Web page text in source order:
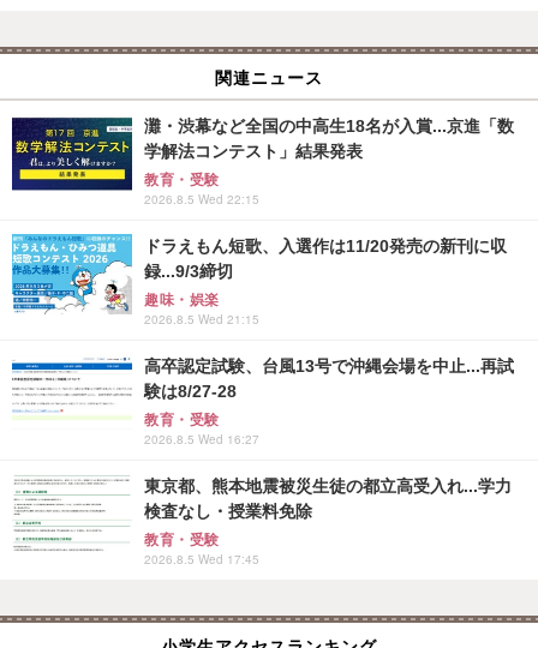
関連ニュース
灘・渋幕など全国の中高生18名が入賞...京進「数
学解法コンテスト」結果発表
教育・受験
2026.8.5 Wed 22:15
ドラえもん短歌、入選作は11/20発売の新刊に収
録...9/3締切
趣味・娯楽
2026.8.5 Wed 21:15
高卒認定試験、台風13号で沖縄会場を中止...再試
験は8/27-28
教育・受験
2026.8.5 Wed 16:27
東京都、熊本地震被災生徒の都立高受入れ...学力
検査なし・授業料免除
教育・受験
2026.8.5 Wed 17:45